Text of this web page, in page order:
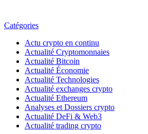
Catégories
Actu crypto en continu
Actualité Cryptomonnaies
Actualité Bitcoin
Actualité Économie
Actualité Technologies
Actualité exchanges crypto
Actualité Ethereum
Analyses et Dossiers crypto
Actualité DeFi & Web3
Actualité trading crypto